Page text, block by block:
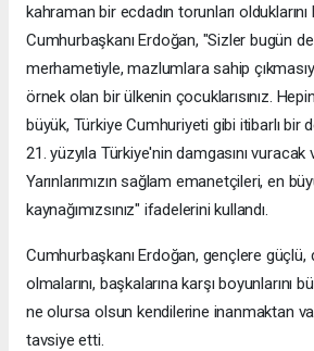
kahraman bir ecdadın torunları olduklarını
Cumhurbaşkanı Erdoğan, "Sizler bugün de
merhametiyle, mazlumlara sahip
örnek olan bir ülkenin çocuklarısınız.
büyük, Türkiye Cumhuriyeti gibi itibarlı bir
21. yüzyıla Türkiye'nin damgasını
Yarınlarımızın sağlam emanetçileri, en
kaynağımızsınız" ifadelerini kullandı.
Cumhurbaşkanı Erdoğan, gençlere güçlü,
olmalarını, başkalarına karşı boyunlarını
ne olursa olsun kendilerine inanmaktan
tavsiye etti.